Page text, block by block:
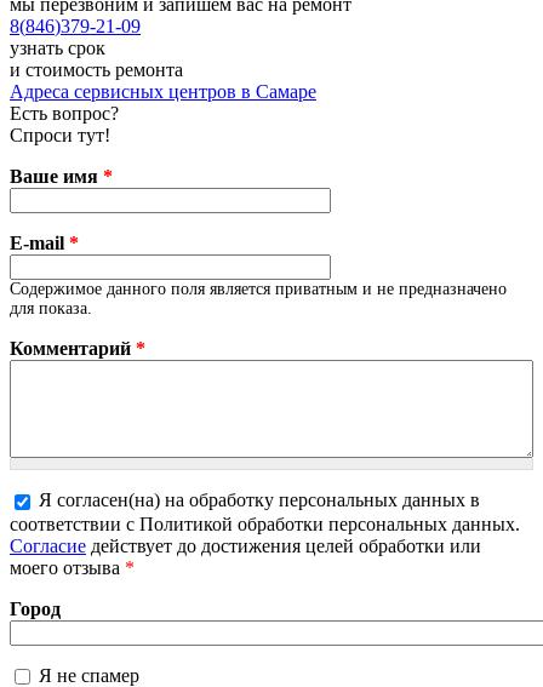
8(846)379-21-09
узнать срок
и стоимость ремонта
Адреса сервисных центров в Самаре
Есть вопрос?
Спроси тут!
Ваше имя *
E-mail *
Содержимое данного поля является приватным и не предназначено
для показа.
Комментарий *
Более подробная информация о текстовых форматах
Я согласен(на) на обработку персональных данных в
соответствии с Политикой обработки персональных данных.
Согласие действует до достижения целей обработки или
моего отзыва *
Город
Я не спамер